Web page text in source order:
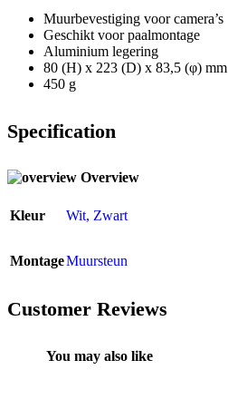
Muurbevestiging voor camera’s
Geschikt voor paalmontage
Aluminium legering
80 (H) x 223 (D) x 83,5 (φ) mm
450 g
Specification
Overview
Kleur Wit, Zwart
MontageMuursteun
Customer Reviews
You may also like